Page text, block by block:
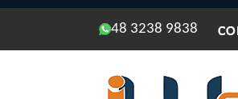
48 3238 9838